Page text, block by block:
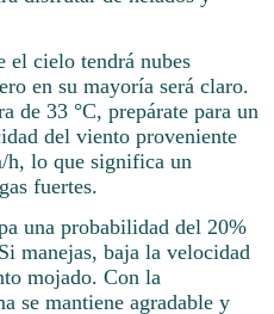
cielo tendrá nubes
en su mayoría será claro.
de 33 °C, prepárate para un
del viento proveniente
h, lo que significa un
fuertes.
una probabilidad del 20%
manejas, baja la velocidad
mojado. Con la
se mantiene agradable y